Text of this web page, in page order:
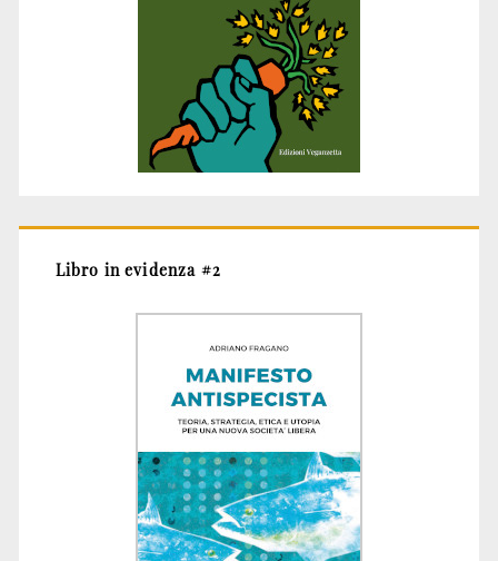
Libro in evidenza #2